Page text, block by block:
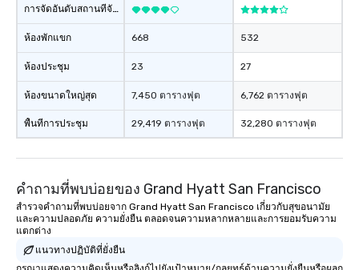
Memorable
Smacking Foodie
to gather and dine
are special, from the
last. It’s an
will reminisce about
One of the best
experience is
restaurants are
members a chance
การจัดอันดับสถานที่จัดงาน
ห้องพักแขก
ห้องประชุม
ห้องขนาดใหญ่สุด
พื้นที่การประชุม
668
23
7,450 ตารางฟุต
29,419 ตารางฟุต
532
27
6,762 ตารางฟุต
32,280 ตารางฟุต
คำถามที่พบบ่อยของ Grand Hyatt San Francisco
สำรวจคำถามที่พบบ่อยจาก Grand Hyatt San Francisco เกี่ยวกับสุขอนามัย
และความปลอดภัย ความยั่งยืน ตลอดจนความหลากหลายและการยอมรับความ
แตกต่าง
แนวทางปฏิบัติที่ยั่งยืน